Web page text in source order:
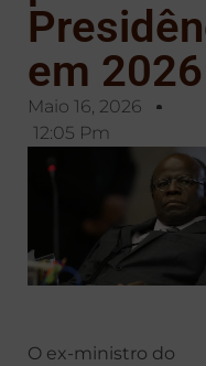
em 2026
Maio 16, 2026
12:05 Pm
O ex-ministro do